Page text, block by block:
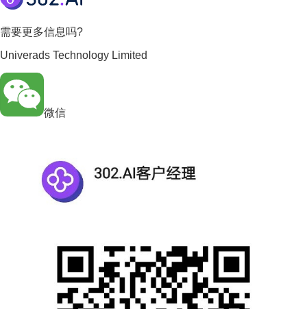
需要更多信息吗?
Univerads Technology Limited
微信